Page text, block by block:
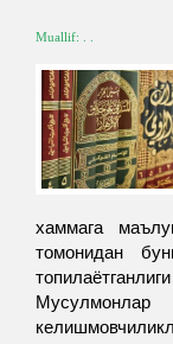
Muallif: . .
хаммага
томонидан